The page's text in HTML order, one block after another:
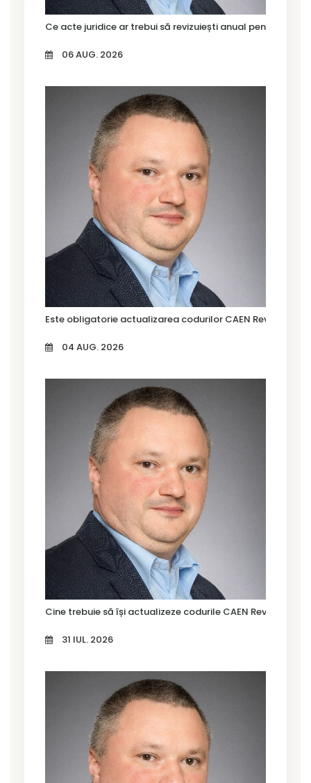
Ce acte juridice ar trebui să revizuiești anual pentru firma
06 AUG. 2026
Este obligatorie actualizarea codurilor CAEN Rev. 3?
04 AUG. 2026
Cine trebuie să își actualizeze codurile CAEN Rev. 3 în
31 IUL. 2026